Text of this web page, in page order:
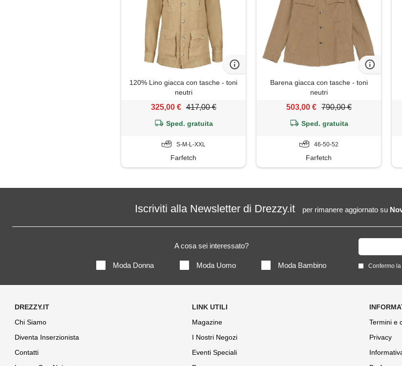
120% Lino giacca con tasche - toni
neutri
325,00 € 417,00 €
Sped. gratuita
S-M-L-XXL
Farfetch
Barena giacca con tasche - toni
neutri
503,00 € 790,00 €
Sped. gratuita
46-50-52
Farfetch
Iscriviti alla Newsletter di Drezzy.it per rimanere aggiornato su
A cosa sei interessato?
Moda Donna Moda Uomo Moda Bambino Confermo
Chi Siamo
Diventa Inserzionista
Contatti
Magazine
I Nostri Negozi
Eventi Speciali
Termini e
Privacy